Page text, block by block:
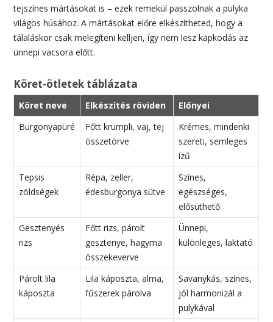
tejszínes mártásokat is – ezek remekül passzolnak a pulyka
világos húsához. A mártásokat előre elkészítheted, hogy a
tálaláskor csak melegíteni kelljen, így nem lesz kapkodás az
ünnepi vacsora előtt.
Köret-ötletek táblázata
Köret neve Elkészítés röviden
Előnyei
Burgonyapüré
Főtt krumpli, vaj, tej
összetörve
Krémes, mindenki
szereti, semleges
ízű
Tepsis
zöldségek
Répa, zeller,
édesburgonya sütve
Színes,
egészséges,
elősüthető
Gesztenyés
rizs
Főtt rizs, párolt
gesztenye, hagyma
összekeverve
Ünnepi,
különleges, laktató
Párolt lila
káposzta
Lila káposzta, alma,
fűszerek párolva
Savanykás, színes,
jól harmonizál a
pulykával